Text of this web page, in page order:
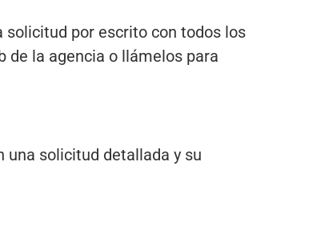
solicitud por escrito con todos los
de la agencia o llámelos para
una solicitud detallada y su